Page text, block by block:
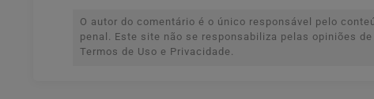
O autor do comentário é o único responsável pelo
penal. Este site não se responsabiliza pelas opiniões
Termos de Uso e Privacidade.